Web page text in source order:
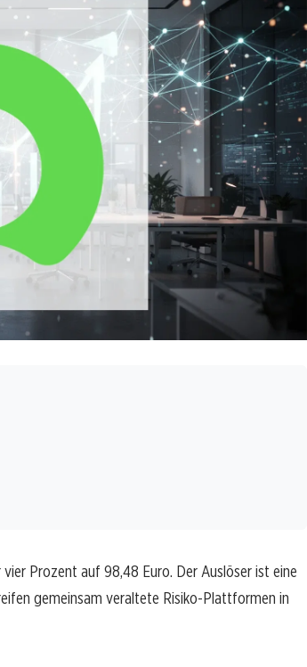
Prozent auf 98,48 Euro. Der Auslöser ist eine
gemeinsam veraltete Risiko-Plattformen in